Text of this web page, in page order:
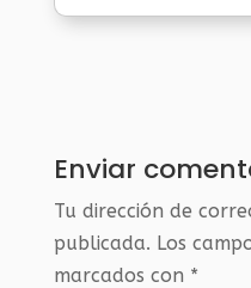
Enviar
Tu dirección de
publicada. Los
marcados con *